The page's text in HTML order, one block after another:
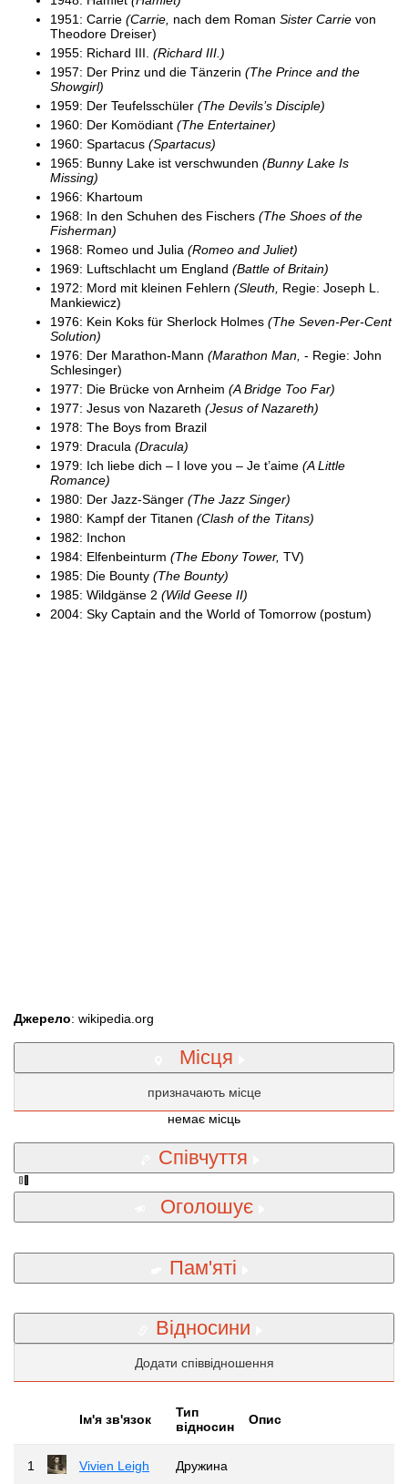
1951: Carrie (Carrie, nach dem Roman Sister Carrie von
Theodore Dreiser)
1955: Richard III. (Richard III.)
1957: Der Prinz und die Tänzerin (The Prince and the
Showgirl)
1959: Der Teufelsschüler (The Devils’s Disciple)
1960: Der Komödiant (The Entertainer)
1960: Spartacus (Spartacus)
1965: Bunny Lake ist verschwunden (Bunny Lake Is
Missing)
1966: Khartoum
1968: In den Schuhen des Fischers (The Shoes of the
Fisherman)
1968: Romeo und Julia (Romeo and Juliet)
1969: Luftschlacht um England (Battle of Britain)
1972: Mord mit kleinen Fehlern (Sleuth,
Regie: Joseph L.
Mankiewicz)
1976: Kein Koks für Sherlock Holmes (The Seven-Per-Cent
Solution)
1976: Der Marathon-Mann (Marathon Man, - Regie: John
Schlesinger)
1977: Die Brücke von Arnheim (A Bridge Too Far)
1977: Jesus von Nazareth (Jesus of Nazareth)
1978: The Boys from Brazil
1979: Dracula (Dracula)
1979: Ich liebe dich – I love you – Je t’aime (A Little
Romance)
1980: Der Jazz-Sänger (The Jazz Singer)
1980: Kampf der Titanen (Clash of the Titans)
1982: Inchon
1984: Elfenbeinturm (The Ebony Tower, TV)
1985: Die Bounty (The Bounty)
1985: Wildgänse 2 (Wild Geese II)
2004: Sky Captain and the World of Tomorrow (postum)
Джерело: wikipedia.org
Місця
призначають місце
немає місць
Співчуття
Оголошує
Пам'яті
Відносини
Додати співвідношення
Iм'я зв'язок
Тип
відносин
Опис
1 Vivien Leigh Дружина